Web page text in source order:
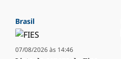
Brasil
07/08/2026 às 14:46